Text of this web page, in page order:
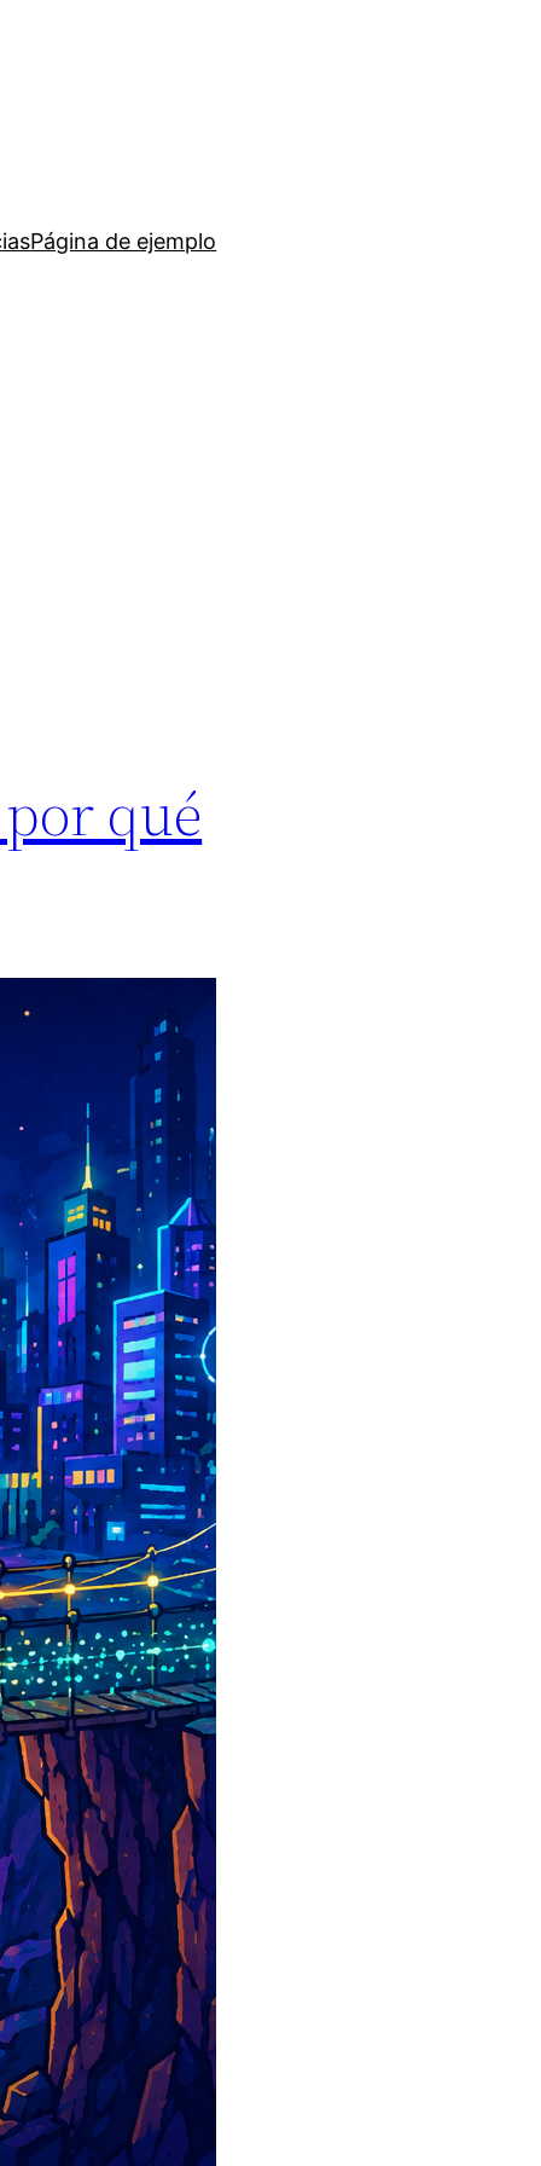
Página de ejemplo
qué